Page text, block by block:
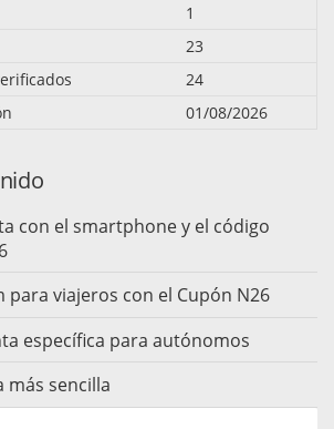
1
23
24
01/08/2026
con el smartphone y el código
para viajeros con el Cupón N26
específica para autónomos
más sencilla